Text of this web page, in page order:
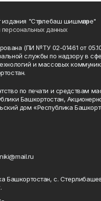
"Стәрлебаш шишмәләре"
данных
(ПИ №ТУ 02-01461 от
службы по надзору в
и массовых
по печати и средствам
Башкортостан,
дом «Республика
Башкортостан, c.